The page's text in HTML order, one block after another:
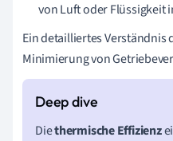
von Luft oder Flüssigkeit
Ein detailliertes Verständnis
Minimierung von
Diethermische Effizienz